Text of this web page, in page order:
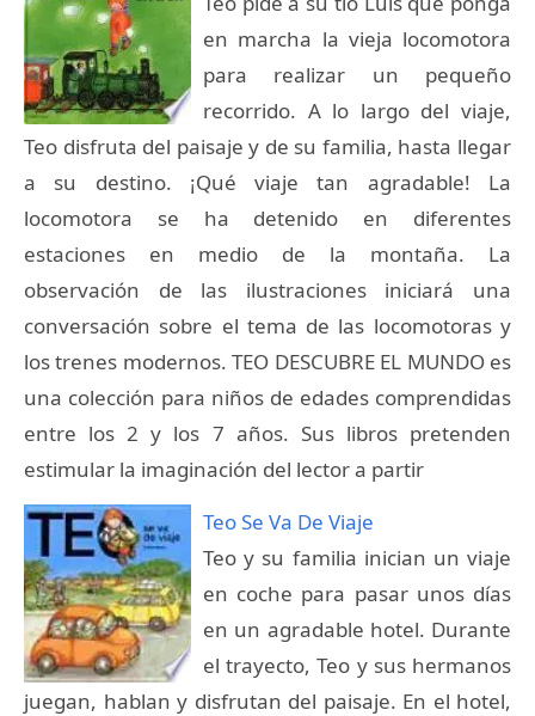
en marcha la vieja locomotora
para realizar un pequeño
recorrido. A lo largo del viaje,
Teo disfruta del paisaje y de su familia, hasta llegar
a su destino. ¡Qué viaje tan agradable! La
locomotora se ha detenido en diferentes
estaciones en medio de la montaña. La
observación de las ilustraciones iniciará una
conversación sobre el tema de las locomotoras y
los trenes modernos. TEO DESCUBRE EL MUNDO es
una colección para niños de edades comprendidas
entre los 2 y los 7 años. Sus libros pretenden
estimular la imaginación del lector a partir
Teo Se Va De Viaje
Teo y su familia inician un viaje
en coche para pasar unos días
en un agradable hotel. Durante
el trayecto, Teo y sus hermanos
juegan, hablan y disfrutan del paisaje. En el hotel,